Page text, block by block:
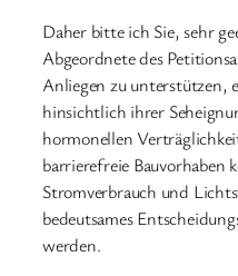
Daher bitte ich Sie, sehr
Abgeordnete des
Anliegen zu unterstützen,
hinsichtlich ihrer
hormonellen
barrierefreie Bauvorhaben
Stromverbrauch und
bedeutsames
werden.